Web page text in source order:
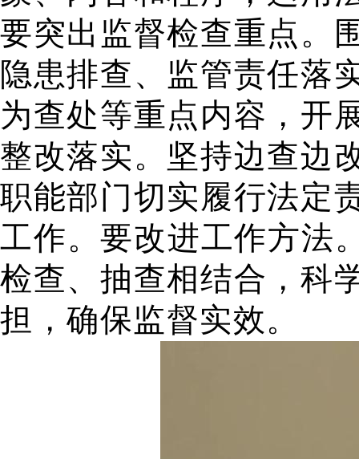
要突出监督检查重点。
隐患排查、监管责任落
为查处等重点内容，开
整改落实。坚持边查边
职能部门切实履行法定
工作。要改进工作方法
检查、抽查相结合，科
担，确保监督实效。